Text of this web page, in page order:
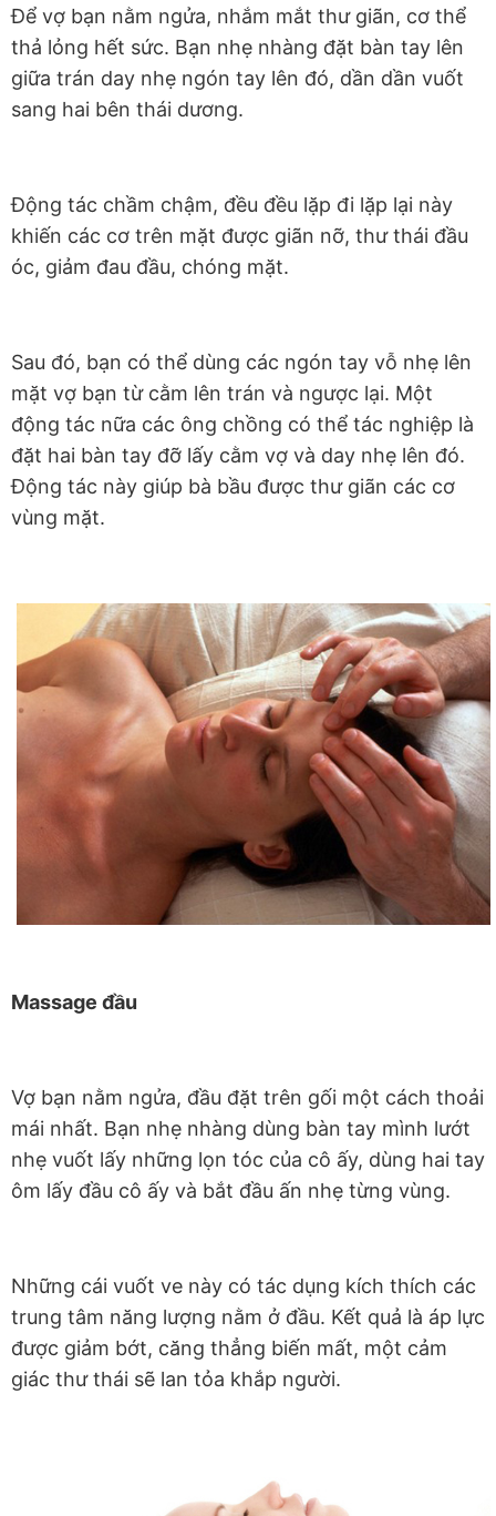
Để vợ bạn nằm ngửa, nhắm mắt thư giãn, cơ thể
thả lỏng hết sức. Bạn nhẹ nhàng đặt bàn tay lên
giữa trán day nhẹ ngón tay lên đó, dần dần vuốt
sang hai bên thái dương.
Động tác chầm chậm, đều đều lặp đi lặp lại này
khiến các cơ trên mặt được giãn nỡ, thư thái đầu
óc, giảm đau đầu, chóng mặt.
Sau đó, bạn có thể dùng các ngón tay vỗ nhẹ lên
mặt vợ bạn từ cằm lên trán và ngược lại. Một
động tác nữa các ông chồng có thể tác nghiệp là
đặt hai bàn tay đỡ lấy cằm vợ và day nhẹ lên đó.
Động tác này giúp bà bầu được thư giãn các cơ
vùng mặt.
Massage đầu
Vợ bạn nằm ngửa, đầu đặt trên gối một cách thoải
mái nhất. Bạn nhẹ nhàng dùng bàn tay mình lướt
nhẹ vuốt lấy những lọn tóc của cô ấy, dùng hai tay
ôm lấy đầu cô ấy và bắt đầu ấn nhẹ từng vùng.
Những cái vuốt ve này có tác dụng kích thích các
trung tâm năng lượng nằm ở đầu. Kết quả là áp lực
được giảm bớt, căng thẳng biến mất, một cảm
giác thư thái sẽ lan tỏa khắp người.